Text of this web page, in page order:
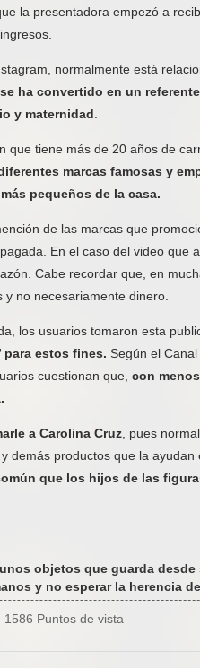
la presentadora empezó a
normalmente está
ha convertido en un
y maternidad
que tiene más de 20 años de
marcas famosas y
pequeños de la casa.
de las marcas que
En el caso del video que
Cabe recordar que, en
no necesariamente dinero.
los usuarios tomaron esta
para estos fines. Según el
cuestionan que, con
a Carolina Cruz , pues
demás productos que la
que los hijos de las
objetos que guarda
y no esperar la herencia
1586 Puntos de vista